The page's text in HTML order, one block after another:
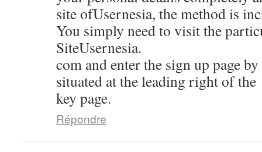
site ofUsernesia, the method is
You simply need to visit the
SiteUsernesia.
com and enter the sign up page
situated at the leading right of the
key page.
Répondre